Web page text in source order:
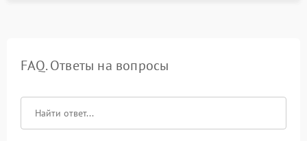
FAQ. Ответы на вопросы